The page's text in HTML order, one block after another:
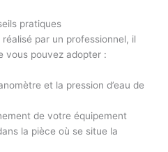
pratiques
par un professionnel, il
vous pouvez adopter :
et la pression d’eau de
de votre équipement
la pièce où se situe la